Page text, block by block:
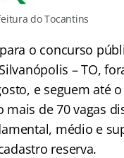
do Tocantins
o concurso
– TO,
e seguem até
mais de 70 vagas
médio e
reserva.